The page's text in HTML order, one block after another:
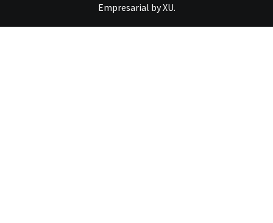
Empresarial byXU.